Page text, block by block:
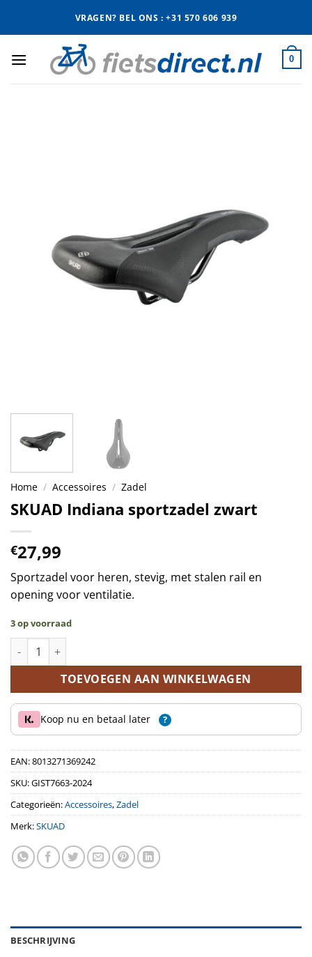
VRAGEN? BEL ONS : +31 570 606 939
0
Home / Accessoires / Zadel
SKUAD Indiana sportzadel zwart
€27,99
Sportzadel voor heren, stevig, met stalen rail en
opening voor ventilatie.
3 op voorraad
SKUAD Indiana sportzadel zwart aantal
TOEVOEGEN AAN WINKELWAGEN
Koop nu en betaal later ?
EAN:8013271369242
SKU:GIST7663-2024
Categorieën:Accessoires,Zadel
Merk:SKUAD
BESCHRIJVING